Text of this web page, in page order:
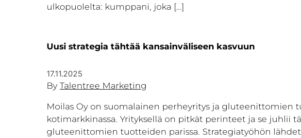
ulkopuolelta: kumppani, joka […]
Uusi strategia tähtää kansainväliseen kasvuun
17.11.2025
By Talentree Marketing
Moilas Oy on suomalainen perheyritys ja gluteenittomien
kotimarkkinassa. Yrityksellä on pitkät perinteet ja se juhlii
gluteenittomien tuotteiden parissa. Strategiatyöhön